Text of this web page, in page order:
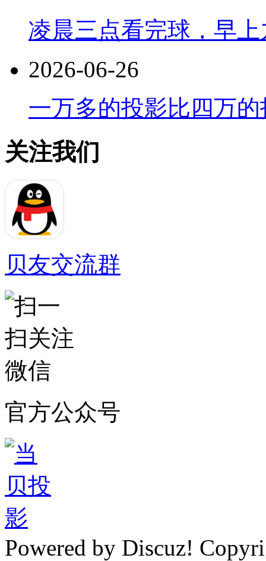
凌晨三点看完球，早
2026-06-26
一万多的投影比四万
关注我们
贝友交流群
官方公众号
Powered by Discuz!